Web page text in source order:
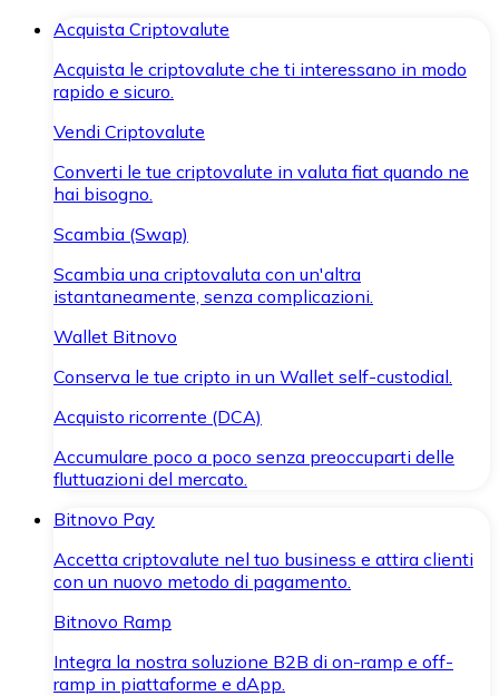
Acquista Criptovalute
Acquista le criptovalute che ti interessano in modo
rapido e sicuro.
Vendi Criptovalute
Converti le tue criptovalute in valuta fiat quando ne
hai bisogno.
Scambia (Swap)
Scambia una criptovaluta con un'altra
istantaneamente, senza complicazioni.
Wallet Bitnovo
Conserva le tue cripto in un Wallet self-custodial.
Acquisto ricorrente (DCA)
Accumulare poco a poco senza preoccuparti delle
fluttuazioni del mercato.
Bitnovo Pay
Accetta criptovalute nel tuo business e attira clienti
con un nuovo metodo di pagamento.
Bitnovo Ramp
Integra la nostra soluzione B2B di on-ramp e off-
ramp in piattaforme e dApp.